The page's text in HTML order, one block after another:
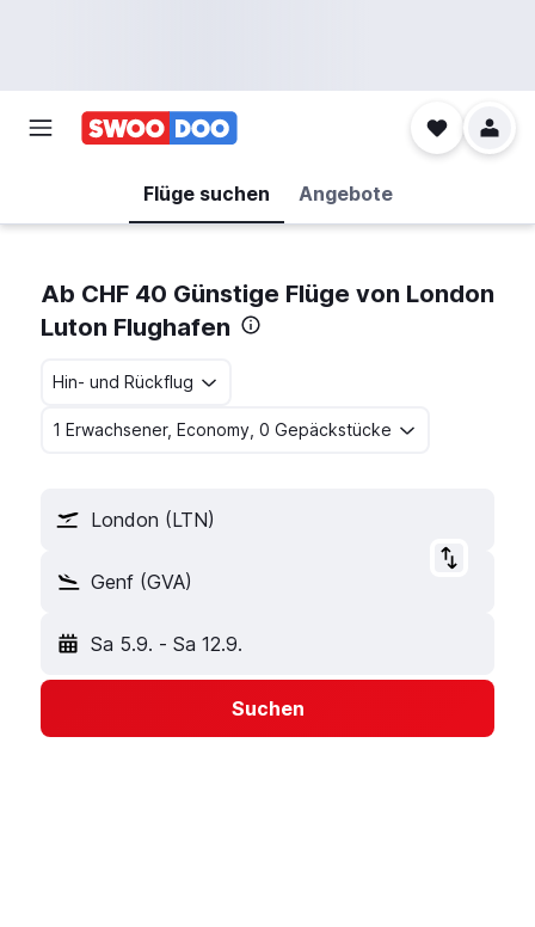
Flüge suchen Angebote
Ab CHF 40 Günstige Flüge von London
Luton Flughafen
Hin- und Rückflug
1 Erwachsener, Economy, 0 Gepäckstücke
London (LTN)
Genf (GVA)
Sa 5.9. - Sa 12.9.
Suchen